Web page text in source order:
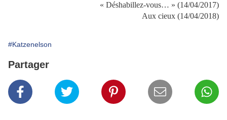
« Déshabillez-vous… » (14/04/2017)
Aux cieux (14/04/2018)
#Katzenelson
Partager